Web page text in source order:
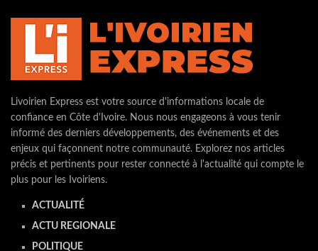
Livoirien Express est votre source d'informations locale de
confiance en Côte d'Ivoire. Nous nous engageons à vous tenir
informé des derniers développements, des événements et des
enjeux qui façonnent notre communauté. Explorez nos articles
précis et pertinents pour rester connecté à l'actualité qui compte le
plus pour les Ivoiriens.
ACTUALITÉ
ACTU REGIONALE
POLITIQUE